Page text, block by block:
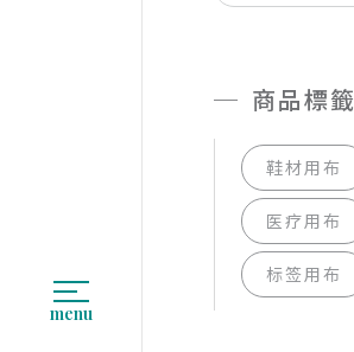
menu
商品標籤
鞋材用布
医疗用布
标签用布